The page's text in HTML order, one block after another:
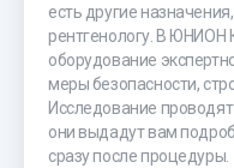
есть другие
рентгенологу. В ЮНИОН
оборудование
меры безопасности,
Исследование
они выдадут вам
сразу после процедуры.